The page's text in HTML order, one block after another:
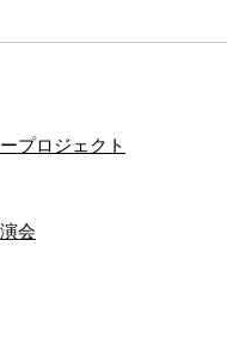
プロジェクト
会